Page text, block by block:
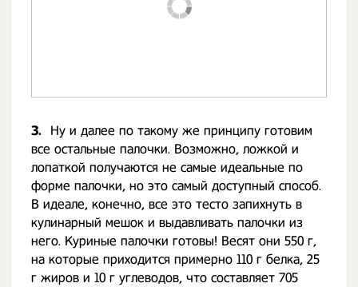
3.
Ну и далее по такому же принципу готовим
все остальные палочки. Возможно, ложкой и
лопаткой получаются не самые идеальные по
форме палочки, но это самый доступный способ.
В идеале, конечно, все это тесто запихнуть в
кулинарный мешок и выдавливать палочки из
него. Куриные палочки готовы! Весят они 550 г,
на которые приходится примерно 110 г белка, 25
г жиров и 10 г углеводов, что составляет 705